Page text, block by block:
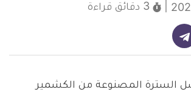
3 دقائق قراءة
شارك على تيليجرام - ديلي ميديكال انفو
السترة المصنوعة من الكشمير